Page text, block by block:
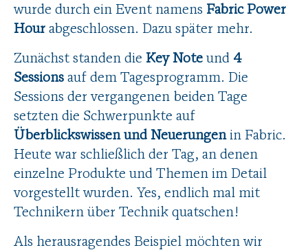
wurde durch ein Event namens Fabric Power
Hour abgeschlossen. Dazu später mehr.
Zunächst standen die Key Note und 4
Sessions auf dem Tagesprogramm. Die
Sessions der vergangenen beiden Tage
setzten die Schwerpunkte auf
Überblickswissen und Neuerungenin Fabric.
Heute war schließlich der Tag, an denen
einzelne Produkte und Themen im Detail
vorgestellt wurden. Yes, endlich mal mit
Technikern über Technik quatschen!
Als herausragendes Beispiel möchten wir